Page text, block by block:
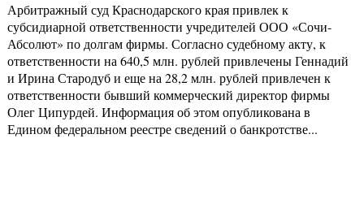
Арбитражный суд Краснодарского края привлек к
субсидиарной ответственности учредителей ООО «Сочи-
Абсолют» по долгам фирмы. Согласно судебному акту, к
ответственности на 640,5 млн. рублей привлечены Геннадий
и Ирина Стародуб и еще на 28,2 млн. рублей привлечен к
ответственности бывший коммерческий директор фирмы
Олег Ципурдей. Информация об этом опубликована в
Едином федеральном реестре сведений о банкротстве...